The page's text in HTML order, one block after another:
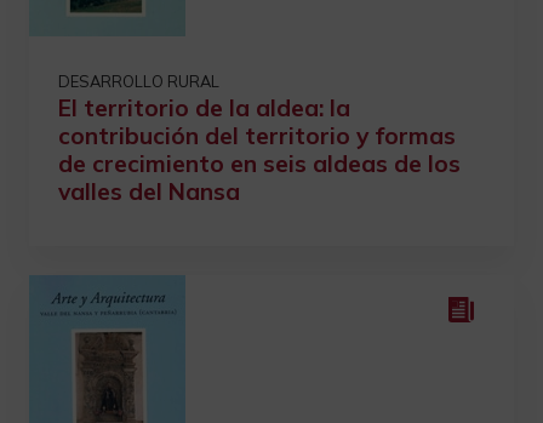
DESARROLLO RURAL
El territorio de la aldea: la
contribución del territorio y formas
de crecimiento en seis aldeas de los
valles del Nansa